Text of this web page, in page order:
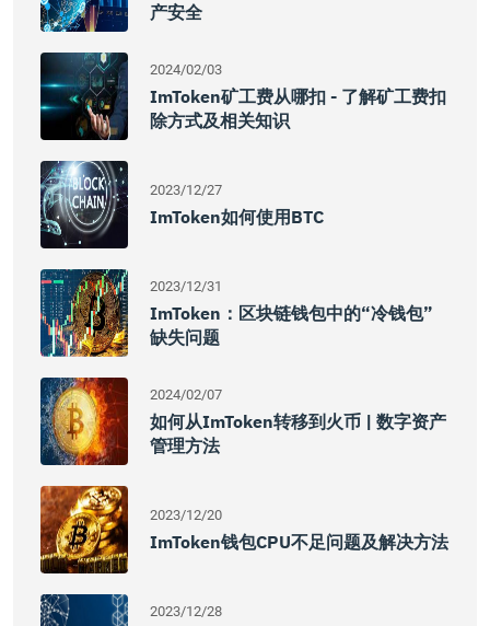
产安全
2024/02/03
ImToken矿工费从哪扣 - 了解矿工费扣
除方式及相关知识
2023/12/27
ImToken如何使用BTC
2023/12/31
ImToken：区块链钱包中的“冷钱包”
缺失问题
2024/02/07
如何从imToken转移到火币 | 数字资产
管理方法
2023/12/20
ImToken钱包CPU不足问题及解决方法
2023/12/28